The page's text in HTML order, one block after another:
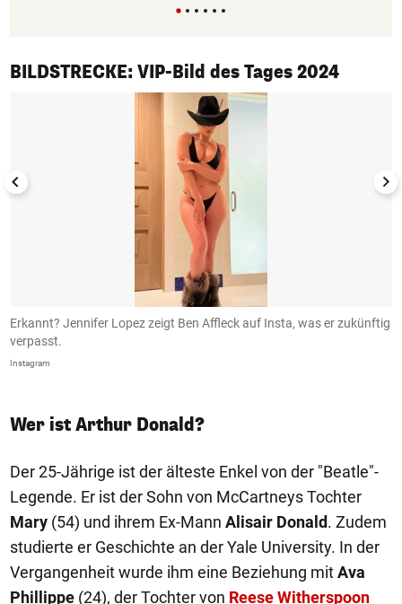
BILDSTRECKE: VIP-Bild des Tages 2024
1/50
Erkannt? Jennifer Lopez zeigt Ben Affleck auf Insta, was er zukünftig
verpasst.
Instagram
Wer ist Arthur Donald?
Der 25-Jährige ist der älteste Enkel von der "Beatle"-
Legende. Er ist der Sohn von McCartneys Tochter
Mary (54) und ihrem Ex-Mann Alisair Donald. Zudem
studierte er Geschichte an der Yale University. In der
Vergangenheit wurde ihm eine Beziehung mitAva
Phillippe (24), der Tochter von Reese Witherspoon